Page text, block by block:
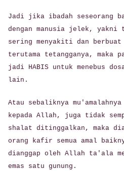
Jadi jika ibadah seseorang
dengan manusia jelek, yakni
sering menyakiti dan berbuat
terutama tetangganya, maka
jadi HABIS untuk menebus
lain.
Atau sebaliknya
kepada Allah, juga tidak
shalat ditinggalkan, maka
orang kafir semua amal
dianggap oleh Allah ta'ala
emas satu gunung.